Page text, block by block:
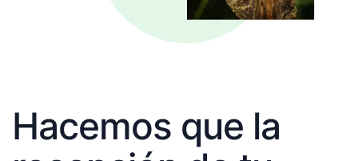
Hacemos que la